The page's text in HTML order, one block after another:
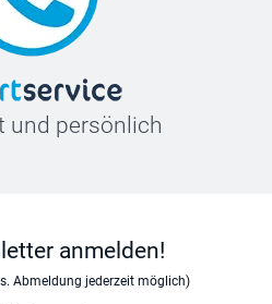
und persönlich
anmelden!
Abmeldung jederzeit möglich)